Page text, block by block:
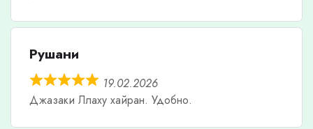
Рушани
19.02.2026
Джазаки Ллаху хайран. Удобно.